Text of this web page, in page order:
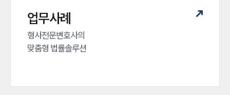
업무사례
형사전문변호사의
맞춤형 법률솔루션